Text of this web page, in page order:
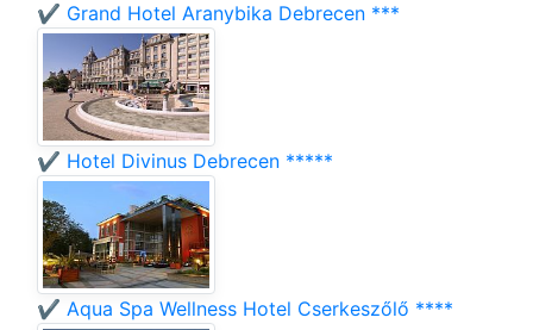
✔️ Grand Hotel Aranybika Debrecen ***
✔️ Hotel Divinus Debrecen *****
✔️ Aqua Spa Wellness Hotel Cserkeszőlő ****